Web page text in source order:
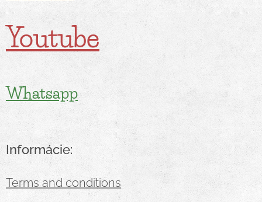
Youtube
Whatsapp
Informácie:
Terms and conditions